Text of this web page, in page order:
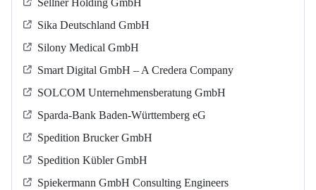
Sellner Holding GmbH
Sika Deutschland GmbH
Silony Medical GmbH
Smart Digital GmbH – A Credera Company
SOLCOM Unternehmensberatung GmbH
Sparda-Bank Baden-Württemberg eG
Spedition Brucker GmbH
Spedition Kübler GmbH
Spiekermann GmbH Consulting Engineers